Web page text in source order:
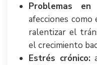
Problemas
afecciones
ralentizar el
el crecimiento
Estrés crónico: